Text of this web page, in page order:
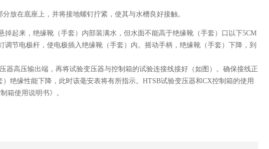
放在底座上，并将接地螺钉拧紧，使其与水槽良好接触。
起来，绝缘靴（手套）内部装满水，但水面不能高于绝缘靴（手套）口以下5CM
节电极杆，使电极插入绝缘靴（手套）内。摇动手柄，绝缘靴（手套）下降，到
高压输出端，再将试验变压器与控制箱的试验连接线接好（如图）。确保接线正
绝缘性能下降，此时该毫安表将有所指示。HTSB试验变压器和CX控制箱的使用
箱使用说明书》。